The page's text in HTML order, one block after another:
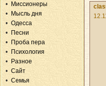
Миссионеры
Мысль дня
Одесса
Песни
Проба пера
Психология
Разное
Сайт
Семья